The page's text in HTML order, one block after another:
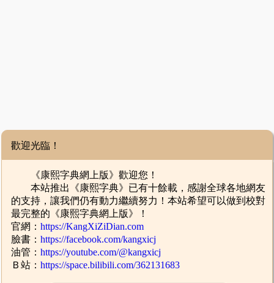
歡迎光臨！
《康熙字典網上版》歡迎您！
本站推出《康熙字典》已有十餘載，感謝全球各地網友
的支持，讓我們仍有動力繼續努力！本站希望可以做到校對
最完整的《康熙字典網上版》！
官網：https://KangXiZiDian.com
臉書：https://facebook.com/kangxicj
油管：https://youtube.com/@kangxicj
Ｂ站：https://space.bilibili.com/362131683